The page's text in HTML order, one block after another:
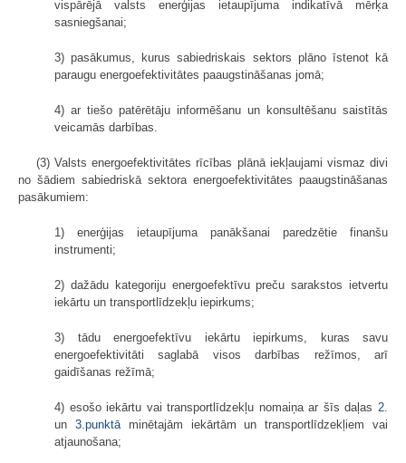
vispārējā valsts enerģijas ietaupījuma indikatīvā mērķa
sasniegšanai;
3) pasākumus, kurus sabiedriskais sektors plāno īstenot kā
paraugu energoefektivitātes paaugstināšanas jomā;
4) ar tiešo patērētāju informēšanu un konsultēšanu saistītās
veicamās darbības.
(3) Valsts energoefektivitātes rīcības plānā iekļaujami vismaz divi
no šādiem sabiedriskā sektora energoefektivitātes paaugstināšanas
pasākumiem:
1) enerģijas ietaupījuma panākšanai paredzētie finanšu
instrumenti;
2) dažādu kategoriju energoefektīvu preču sarakstos ietvertu
iekārtu un transportlīdzekļu iepirkums;
3) tādu energoefektīvu iekārtu iepirkums, kuras savu
energoefektivitāti saglabā visos darbības režīmos, arī
gaidīšanas režīmā;
4) esošo iekārtu vai transportlīdzekļu nomaiņa ar šīs daļas 2.
un 3.punktāminētajām iekārtām un transportlīdzekļiem vai
atjaunošana;